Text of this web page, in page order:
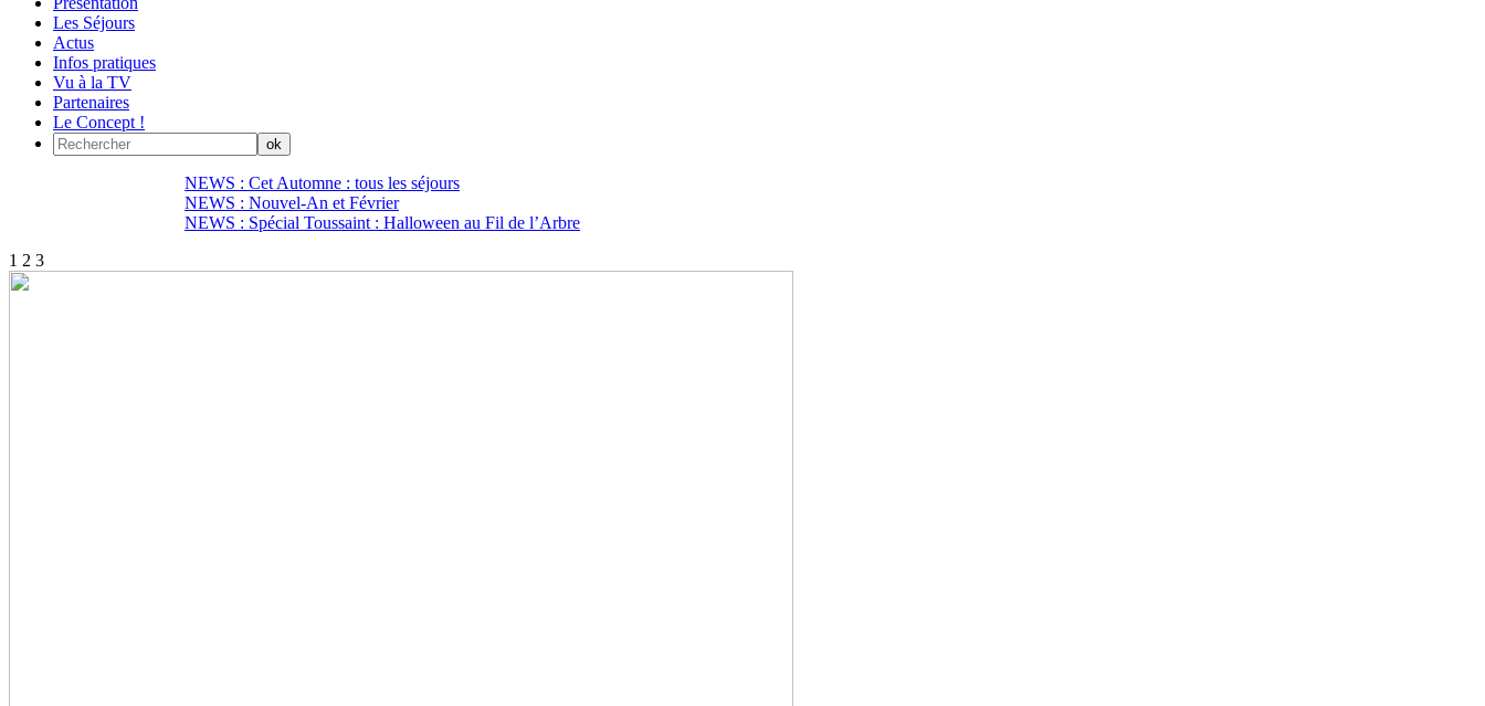
Les Séjours
Actus
Infos pratiques
Vu à la TV
Partenaires
Le Concept !
NEWS : Cet Automne : tous les séjours
NEWS : Nouvel-An et Février
NEWS : Spécial Toussaint : Halloween au Fil de l’Arbre
1 2 3